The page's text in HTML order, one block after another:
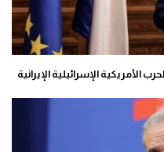
الإسرائيلية الإيرانية